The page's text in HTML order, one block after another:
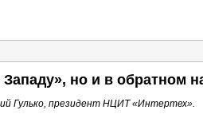
но и в обратном
Гулько, президент НЦИТ «Интертех».